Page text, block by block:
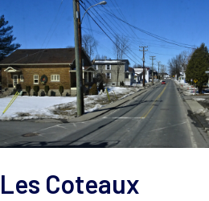
Les Coteaux